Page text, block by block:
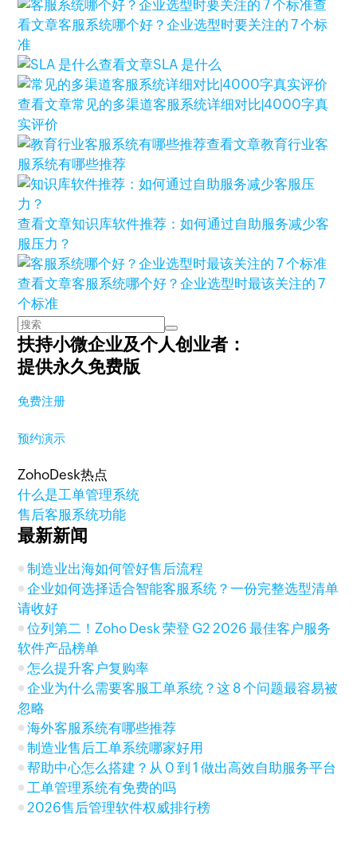
查
看文章客服系统哪个好？企业选型时要关注的 7 个标
准
查看文章SLA 是什么
查看文章常见的多渠道客服系统详细对比|4000字真
实评价
查看文章教育行业客
服系统有哪些推荐
查看文章知识库软件推荐：如何通过自助服务减少客
服压力？
查看文章客服系统哪个好？企业选型时最该关注的 7
个标准
扶持小微企业及个人创业者：
提供永久免费版
免费注册
预约演示
ZohoDesk热点
什么是工单管理系统
售后客服系统功能
最新新闻
制造业出海如何管好售后流程
企业如何选择适合智能客服系统？一份完整选型清单
请收好
位列第二！Zoho Desk 荣登 G2 2026 最佳客户服务
软件产品榜单
怎么提升客户复购率
企业为什么需要客服工单系统？这 8 个问题最容易被
忽略
海外客服系统有哪些推荐
制造业售后工单系统哪家好用
帮助中心怎么搭建？从 0 到 1 做出高效自助服务平台
工单管理系统有免费的吗
2026售后管理软件权威排行榜